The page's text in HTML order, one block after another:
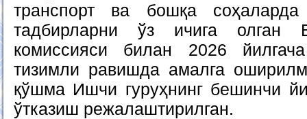
транспорт ва бошқа
тадбирларни ўз ичига олган
комиссияси билан 2026
тизимли равишда амалга
қўшма Ишчи гуруҳнинг бешинчи
ўтказиш режалаштирилган.